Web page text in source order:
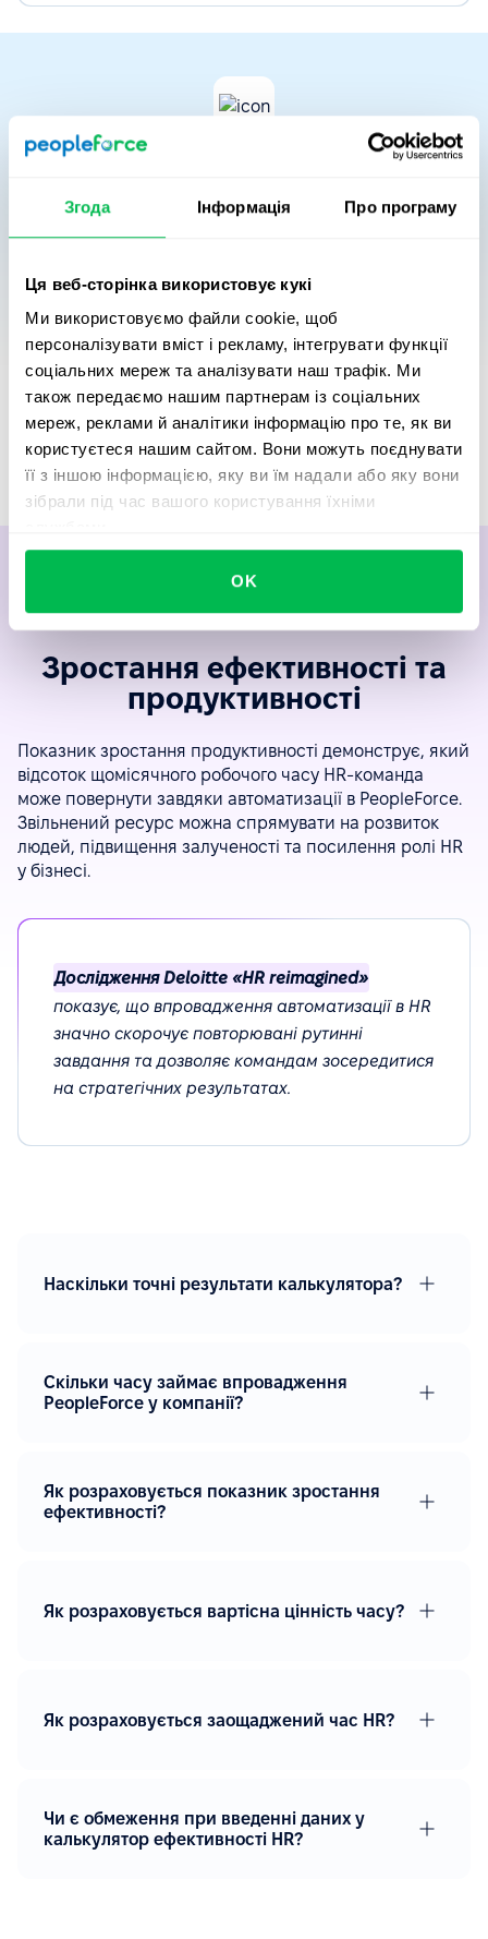
Згода Інформація Про програму
Ця веб-сторінка використовує кукі
Ми використовуємо файли cookie, щоб
персоналізувати вміст і рекламу, інтегрувати функції
соціальних мереж та аналізувати наш трафік. Ми
також передаємо нашим партнерам із соціальних
мереж, реклами й аналітики інформацію про те, як ви
користуєтеся нашим сайтом. Вони можуть поєднувати
її з іншою інформацією, яку ви їм надали або яку вони
зібрали під час вашого користування їхніми
OK
його у вимірюваний фінансовий результат. Ми
порівнюємо витрати часу на ручні HR-процеси з
інвестицією у PeopleForce, щоб показати потенційну
різницю.
Це відображає, як фокус команди зміщується з
адміністративної роботи на стратегічні ініціативи:
розвиток співробітників, підтримку залученості та
зміцнення організаційної культури.
Зростання ефективності та
продуктивності
Показник зростання продуктивності демонструє, який
відсоток щомісячного робочого часу HR-команда
може повернути завдяки автоматизації в PeopleForce.
Звільнений ресурс можна спрямувати на розвиток
людей, підвищення залученості та посилення ролі HR
у бізнесі.
Дослідження Deloitte «HR reimagined»
показує, що впровадження автоматизації в HR
значно скорочує повторювані рутинні
завдання та дозволяє командам зосередитися
на стратегічних результатах.
Наскільки точні результати калькулятора?
Скільки часу займає впровадження
PeopleForce у компанії?
Як розраховується показник зростання
ефективності?
Як розраховується вартісна цінність часу?
Як розраховується заощаджений час HR?
Чи є обмеження при введенні даних у
калькулятор ефективності HR?